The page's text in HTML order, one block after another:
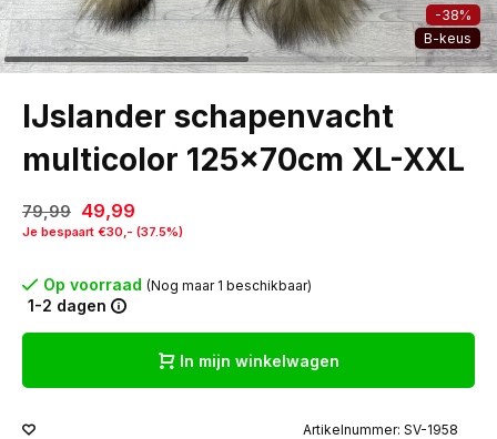
-38%
B-keus
IJslander schapenvacht
multicolor 125x70cm XL-XXL
79,99 49,99
Je bespaart €30,- (37.5%)
Op voorraad (Nog maar 1 beschikbaar)
1-2 dagen
In mijn winkelwagen
Artikelnummer: SV-1958